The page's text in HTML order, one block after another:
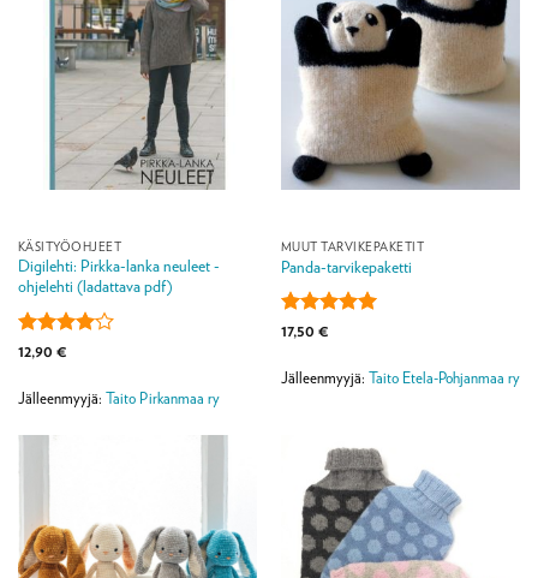
KÄSITYÖOHJEET
Digilehti: Pirkka-lanka neuleet -
ohjelehti (ladattava pdf)
Arvostelu
4 / 5
12,90 €
Jälleenmyyjä: Taito Pirkanmaa ry
MUUT TARVIKEPAKETIT
Panda-tarvikepaketti
Arvostelu
/ 5
17,50 €
Jälleenmyyjä: Taito Etela-Pohjanmaa ry